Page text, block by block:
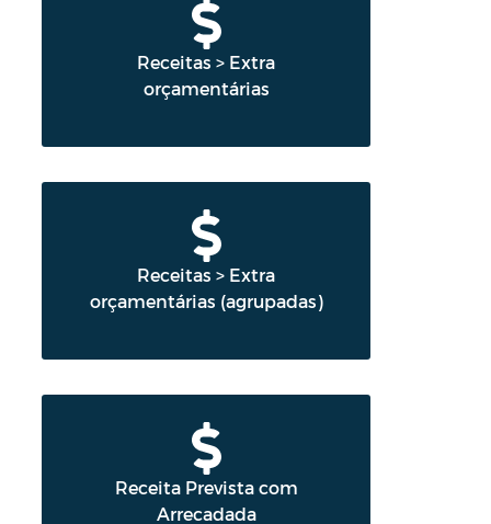
Receitas > Extra
orçamentárias
Receitas > Extra
orçamentárias (agrupadas)
Receita Prevista com
Arrecadada